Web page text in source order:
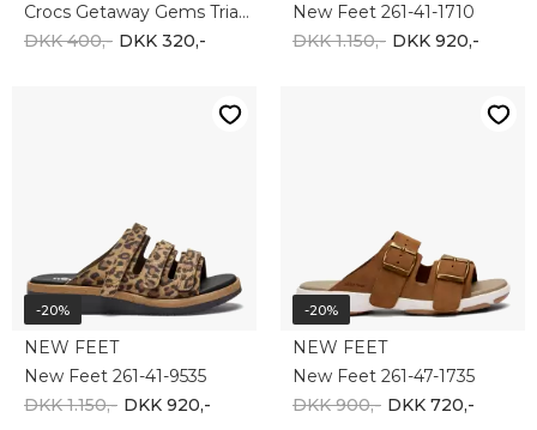
Crocs Getaway Gems Triangle Flip 212335-001
DKK 400,- DKK 320,-
New Feet 261-41-1710
DKK 1.150,- DKK 920,-
-20%
NEW FEET
New Feet 261-41-9535
DKK 1.150,- DKK 920,-
-20%
NEW FEET
New Feet 261-47-1735
DKK 900,- DKK 720,-